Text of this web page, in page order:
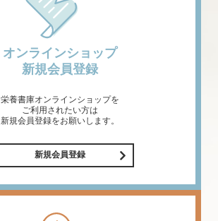
オンラインショップ
新規会員登録
栄養書庫オンラインショップを
ご利用されたい方は
新規会員登録をお願いします。
新規会員登録